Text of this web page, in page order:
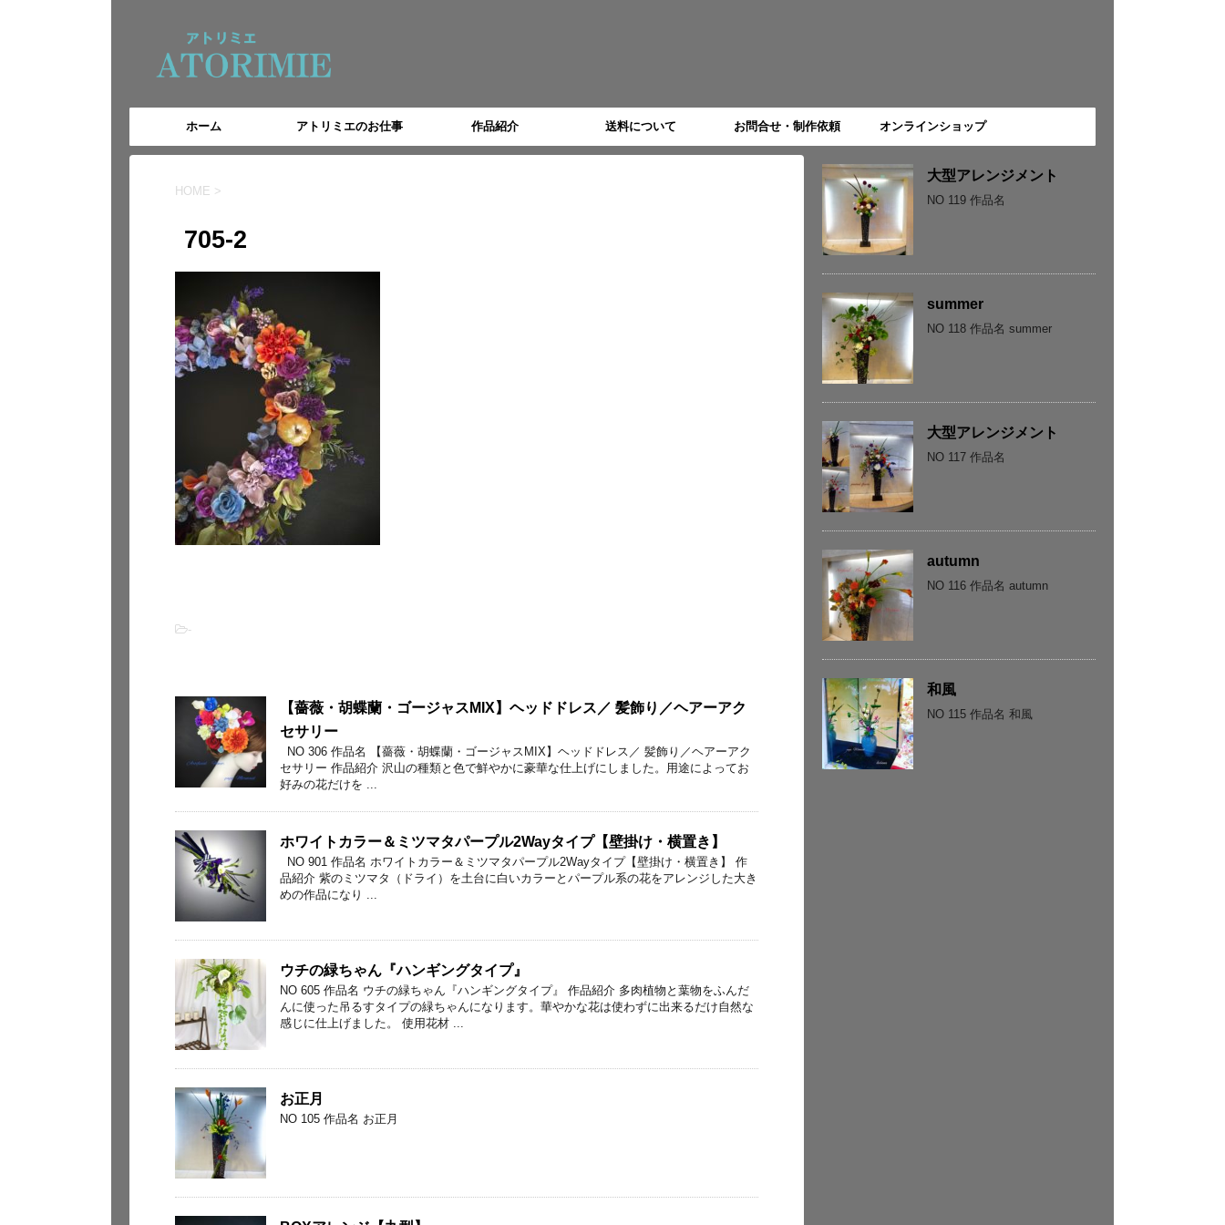
ホーム アトリミエのお仕事 作品紹介 送料について お問合せ・制作依頼 オンラインショップ
HOME >
705-2
-
【薔薇・胡蝶蘭・ゴージャスMIX】ヘッドドレス／ 髪飾り／ヘアーアク
セサリー
NO 306 作品名 【薔薇・胡蝶蘭・ゴージャスMIX】ヘッドドレス／ 髪飾り／ヘアーアク
セサリー 作品紹介 沢山の種類と色で鮮やかに豪華な仕上げにしました。用途によってお
好みの花だけを ...
ホワイトカラー＆ミツマタパープル2Wayタイプ【壁掛け・横置き】
NO 901 作品名 ホワイトカラー＆ミツマタパープル2Wayタイプ【壁掛け・横置き】 作
品紹介 紫のミツマタ（ドライ）を土台に白いカラーとパープル系の花をアレンジした大き
めの作品になり ...
ウチの緑ちゃん『ハンギングタイプ』
NO 605 作品名 ウチの緑ちゃん『ハンギングタイプ』 作品紹介 多肉植物と葉物をふんだ
んに使った吊るすタイプの緑ちゃんになります。華やかな花は使わずに出来るだけ自然な
感じに仕上げました。 使用花材 ...
お正月
NO 105 作品名 お正月
大型アレンジメント
NO 119 作品名
summer
NO 118 作品名 summer
大型アレンジメント
NO 117 作品名
autumn
NO 116 作品名 autumn
和風
NO 115 作品名 和風